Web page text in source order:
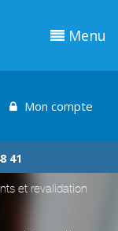
Menu
Mon compte
41
et revalidation